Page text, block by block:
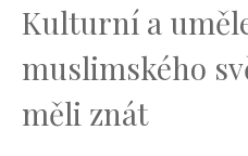
Kulturní a
muslimského
měli znát